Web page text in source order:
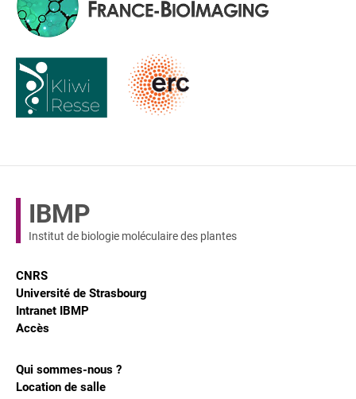
IBMP
Institut de biologie moléculaire des plantes
CNRS
Université de Strasbourg
Intranet IBMP
Accès
Qui sommes-nous ?
Location de salle